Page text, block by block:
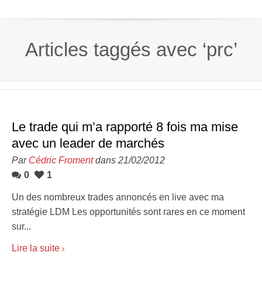
Articles taggés avec ‘prc’
Le trade qui m’a rapporté 8 fois ma mise
avec un leader de marchés
Par Cédric Fromentdans 21/02/2012
0
1
Un des nombreux trades annoncés en live avec ma
stratégie LDM Les opportunités sont rares en ce moment
sur...
Lire la suite